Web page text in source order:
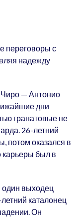
переговоры с
надежду
— Антонио
дни
гранатовые не
26-летний
потом оказался в
карьеры был в
выходец
каталонец
Он